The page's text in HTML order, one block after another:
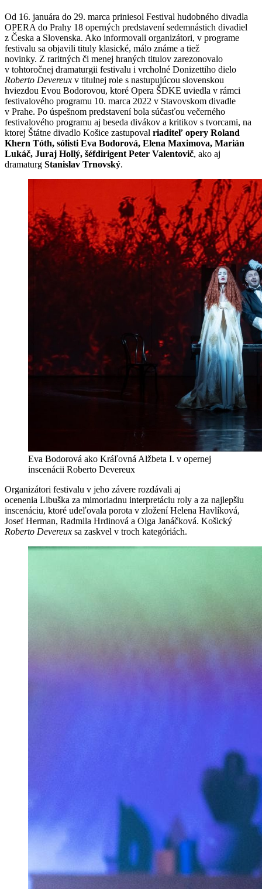
Od 16. januára do 29. marca priniesol Festival hudobného divadla
OPERA do Prahy 18 operných predstavení sedemnástich divadiel
z Česka a Slovenska. Ako informovali organizátori, v programe
festivalu sa objavili tituly klasické, málo známe a tiež
novinky. Z raritných či menej hraných titulov zarezonovalo
v tohtoročnej dramaturgii festivalu i vrcholné Donizettiho dielo
Roberto Devereux v titulnej role s nastupujúcou slovenskou
hviezdou Evou Bodorovou, ktoré Opera ŠDKE uviedla v rámci
festivalového programu 10. marca 2022 v Stavovskom divadle
v Prahe. Po úspešnom predstavení bola súčasťou večerného
festivalového programu aj beseda divákov a kritikov s tvorcami, na
ktorej Štátne divadlo Košice zastupoval riaditeľ opery Roland
Khern Tóth, sólisti Eva Bodorová, Elena Maximova, Marián
Lukáč, Juraj Hollý, šéfdirigent Peter Valentovič, ako aj
dramaturg Stanislav Trnovský.
Eva Bodorová ako Kráľovná Alžbeta I. v opernej
inscenácii Roberto Devereux
Organizátori festivalu v jeho závere rozdávali aj
ocenenia Libuška za mimoriadnu interpretáciu roly a za najlepšiu
inscenáciu, ktoré udeľovala porota v zložení Helena Havlíková,
Josef Herman, Radmila Hrdinová a Olga Janáčková. Košický
Roberto Devereux sa zaskvel v troch kategóriách.